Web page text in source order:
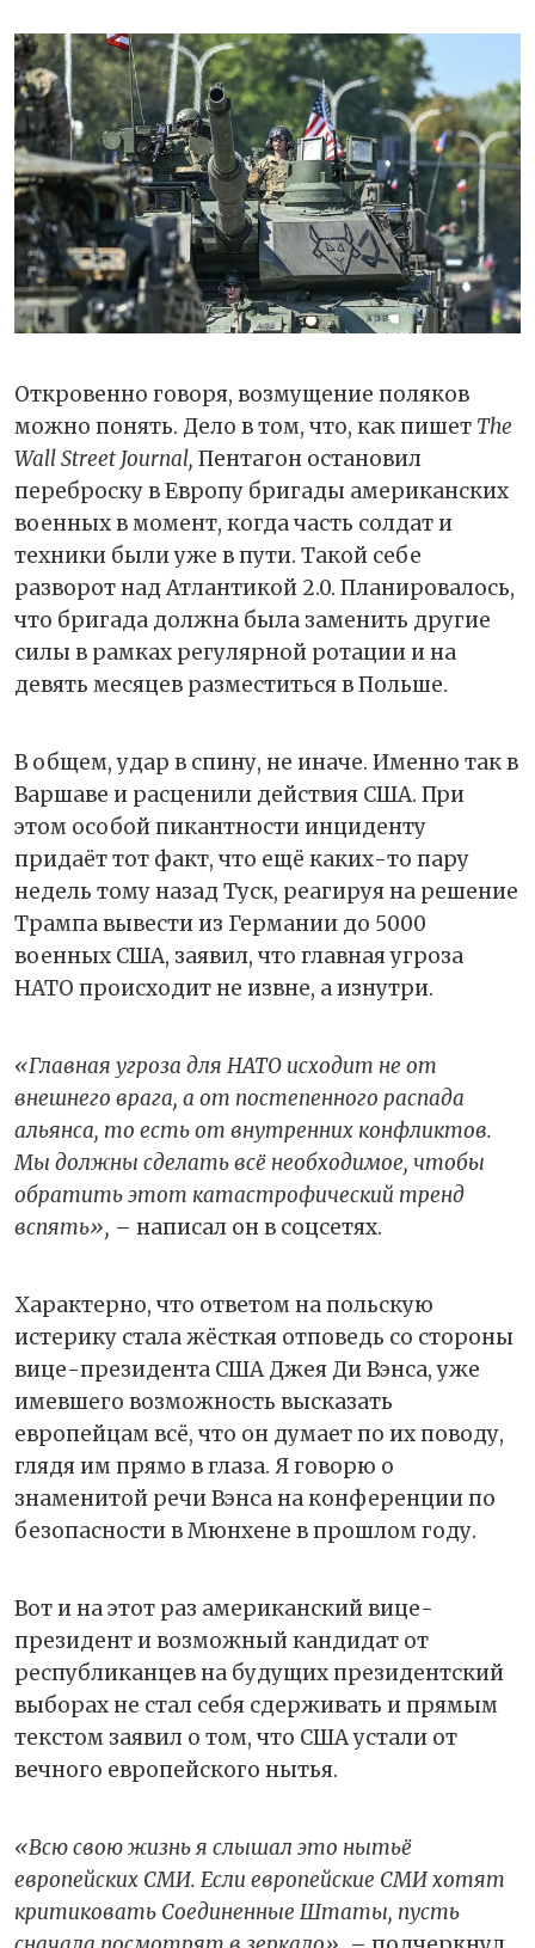
Откровенно говоря, возмущение поляков
можно понять. Дело в том, что, как пишет The
Wall Street Journal, Пентагон остановил
переброску в Европу бригады американских
военных в момент, когда часть солдат и
техники были уже в пути. Такой себе
разворот над Атлантикой 2.0. Планировалось,
что бригада должна была заменить другие
силы в рамках регулярной ротации и на
девять месяцев разместиться в Польше.
В общем, удар в спину, не иначе. Именно так в
Варшаве и расценили действия США. При
этом особой пикантности инциденту
придаёт тот факт, что ещё каких-то пару
недель тому назад Туск, реагируя на решение
Трампа вывести из Германии до 5000
военных США, заявил, что главная угроза
НАТО происходит не извне, а изнутри.
«Главная угроза для НАТО исходит не от
внешнего врага, а от постепенного распада
альянса, то есть от внутренних конфликтов.
Мы должны сделать всё необходимое, чтобы
обратить этот катастрофический тренд
вспять», – написал он в соцсетях.
Характерно, что ответом на польскую
истерику стала жёсткая отповедь со стороны
вице-президента США Джея Ди Вэнса, уже
имевшего возможность высказать
европейцам всё, что он думает по их поводу,
глядя им прямо в глаза. Я говорю о
знаменитой речи Вэнса на конференции по
безопасности в Мюнхене в прошлом году.
Вот и на этот раз американский вице-
президент и возможный кандидат от
республиканцев на будущих президентский
выборах не стал себя сдерживать и прямым
текстом заявил о том, что США устали от
вечного европейского нытья.
«Всю свою жизнь я слышал это нытьё
европейских СМИ. Если европейские СМИ хотят
критиковать Соединенные Штаты, пусть